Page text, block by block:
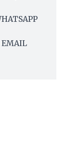
EMAIL